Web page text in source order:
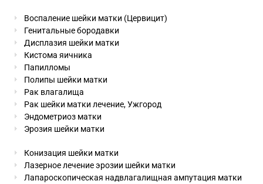
Воспаление шейки матки (Цервицит)
Генитальные бородавки
Дисплазия шейки матки
Кистома яичника
Папилломы
Полипы шейки матки
Рак влагалища
Рак шейки матки лечение, Ужгород
Эндометриоз матки
Эрозия шейки матки
Конизация шейки матки
Лазерное лечение эрозии шейки матки
Лапароскопическая надвлагалищная ампутация матки